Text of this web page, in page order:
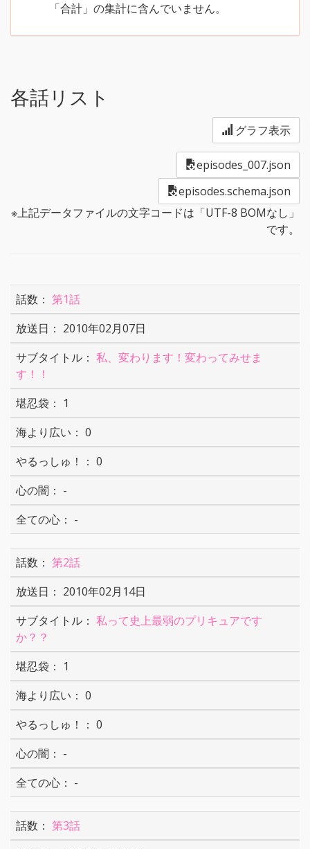
「合計」の集計に含んでいません。
各話リスト
グラフ表示
episodes_007.json
episodes.schema.json
※上記データファイルの文字コードは「UTF-8 BOMなし」
です。
第1話
2010年02月07日
私、変わります！変わってみせま
す！！
1
0
0
-
-
第2話
2010年02月14日
私って史上最弱のプリキュアです
か？？
1
0
0
-
-
第3話